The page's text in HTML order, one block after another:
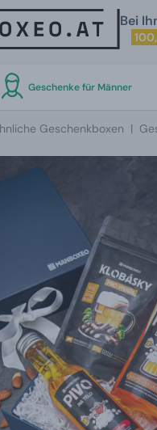
Bei
Geschenke für Männer
Geschenkboxen |